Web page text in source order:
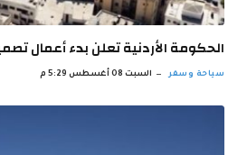
الحكومة الأردنية تعلن بدء أعمال
سياحة وسفر السبت 08 أغسطس 5:29 م